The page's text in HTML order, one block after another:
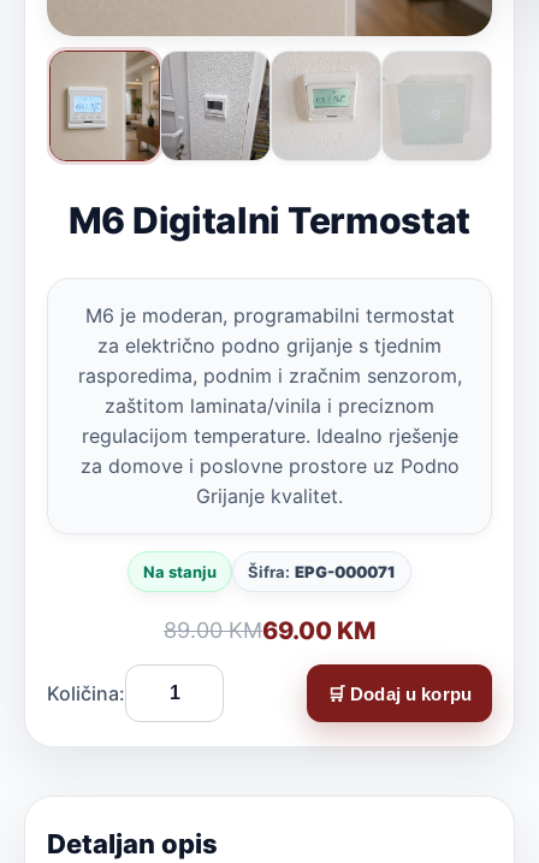
M6 Digitalni Termostat
M6 je moderan, programabilni termostat
za električno podno grijanje s tjednim
rasporedima, podnim i zračnim senzorom,
zaštitom laminata/vinila i preciznom
regulacijom temperature. Idealno rješenje
za domove i poslovne prostore uz Podno
Grijanje kvalitet.
Na stanju Šifra: EPG-000071
89.00 KM69.00 KM
Količina: 🛒 Dodaj u korpu
Detaljan opis